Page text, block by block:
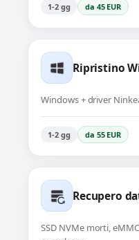
1-2 gg da 45 EUR
Ripristino
Windows + driver
1-2 gg da 55 EUR
Recupero
SSD NVMe morti,